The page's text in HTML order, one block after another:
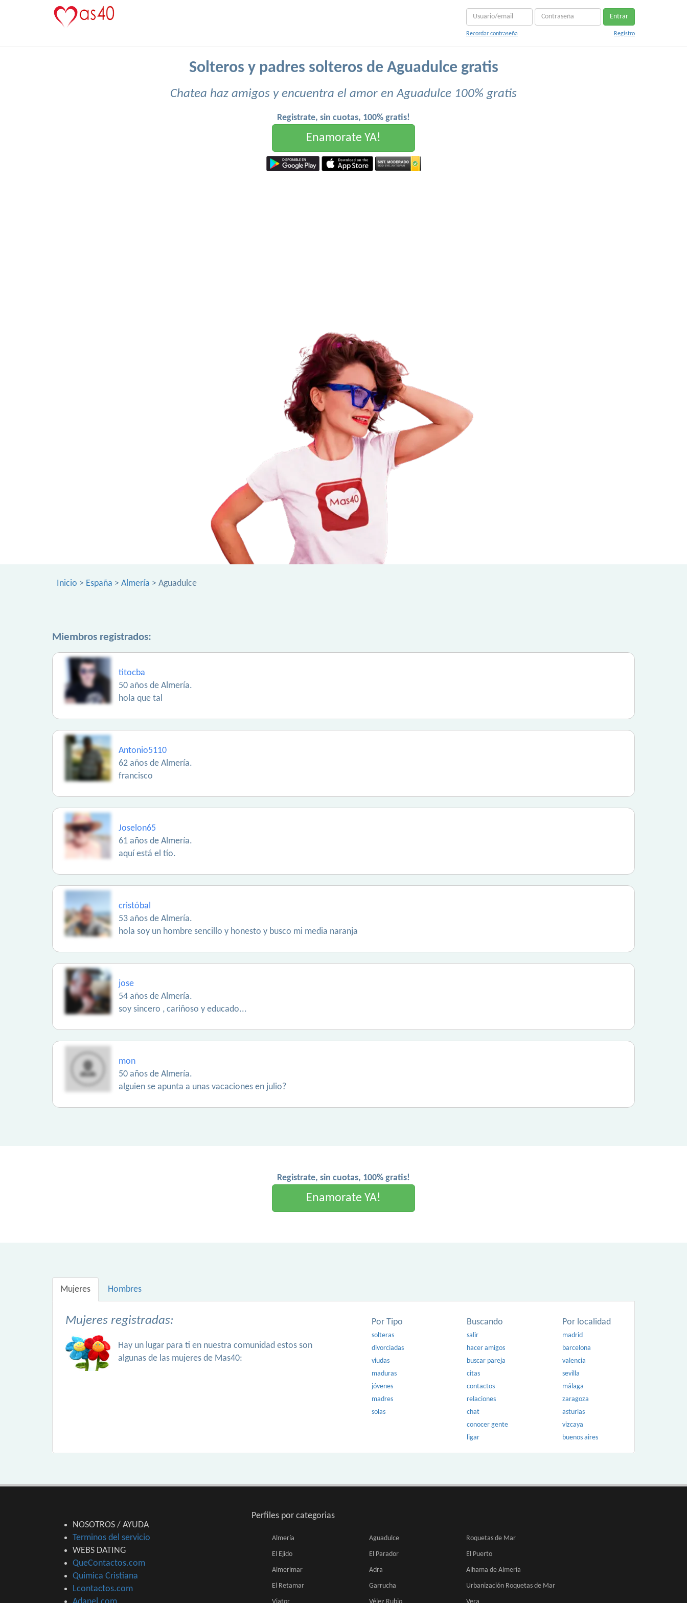
Entrar
Recordar contraseña Registro
Solteros y padres solteros de Aguadulce gratis
Chatea haz amigos y encuentra el amor en Aguadulce 100% gratis
Registrate, sin cuotas, 100% gratis!
Enamorate YA!
Inicio > España > Almería > Aguadulce
Miembros registrados:
titocba
50 años de Almería.
hola que tal
Antonio5110
62 años de Almería.
francisco
Joselon65
61 años de Almería.
aquí está el tío.
cristóbal
53 años de Almería.
hola soy un hombre sencillo y honesto y busco mi media naranja
jose
54 años de Almería.
soy sincero , cariñoso y educado...
mon
50 años de Almería.
alguien se apunta a unas vacaciones en julio?
Registrate, sin cuotas, 100% gratis!
Enamorate YA!
Mujeres Hombres
Mujeres registradas:
Hay un lugar para ti en nuestra comunidad estos son
algunas de las mujeres de Mas40:
Por Tipo
solteras
divorciadas
viudas
maduras
jóvenes
madres
solas
Buscando
salir
hacer amigos
buscar pareja
citas
contactos
relaciones
chat
conocer gente
ligar
Por localidad
madrid
barcelona
valencia
sevilla
málaga
zaragoza
asturias
vizcaya
buenos aires
NOSOTROS / AYUDA
Terminos del servicio
WEBS DATING
QueContactos.com
Quimica Cristiana
Lcontactos.com
Perfiles por categorias
Almería Aguadulce Roquetas de Mar
El Ejido El Parador El Puerto
Almerimar Adra Alhama de Almería
El Retamar Garrucha Urbanización Roquetas de Mar